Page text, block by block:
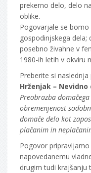
prekerno delo, delo
oblike.
Pogovarjale se
gospodinjskega
posebno živahne v
1980-ih letih v okviru
Preberite si
Hrženjak – Nevidno
Preobrazba
obremenjenost
domače delo kot
plačanim in
Pogovor
napovedanemu
drugim tudi krajšanju